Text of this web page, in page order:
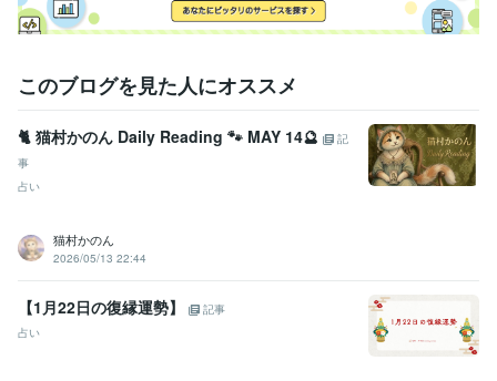
得意分野
占い オラクルカードリーディング
語学力
英語 日常会話レベル
このブログを見た人にオススメ
🐈 猫村かのん Daily Reading 🐾 MAY 14🔮
記
事
占い
猫村かのん
2026/05/13 22:44
【1月22日の復縁運勢】
記事
占い